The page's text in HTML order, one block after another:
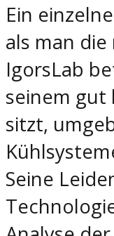
Ein
als man
IgorsLab
seinem
sitzt,
Seine